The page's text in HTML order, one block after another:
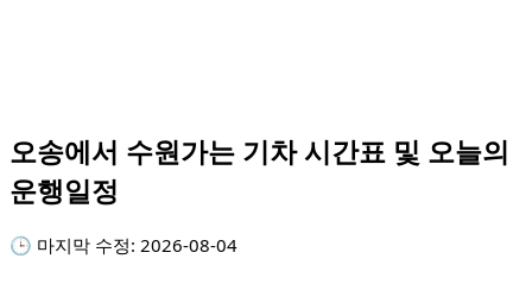
오송에서 수원가는 기차 시간표 및 오늘의
운행일정
🕒 마지막 수정: 2026-08-04